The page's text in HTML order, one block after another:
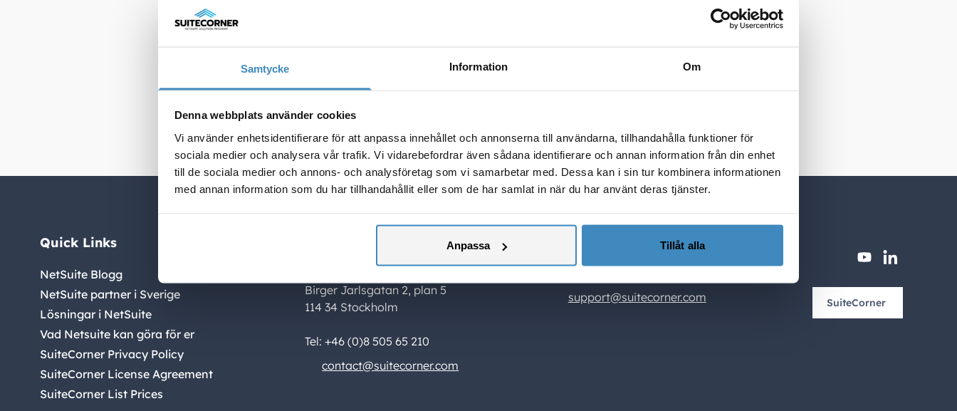
Samtycke Information Om
Denna webbplats använder cookies
Vi använder enhetsidentifierare för att anpassa innehållet och annonserna till användarna, tillhandahålla funktioner för
sociala medier och analysera vår trafik. Vi vidarebefordrar även sådana identifierare och annan information från din enhet
till de sociala medier och annons- och analysföretag som vi samarbetar med. Dessa kan i sin tur kombinera informationen
med annan information som du har tillhandahållit eller som de har samlat in när du har använt deras tjänster.
Anpassa Tillåt alla
Du får bättre kontroll över ekonomi och resurser, färre manuella moment och
tydligare rapportering. Det möjliggör snabbare beslutsfattande och effektivare
Quick Links
NetSuite Blogg
NetSuite partner i Sverige
Lösningar i NetSuite
Vad Netsuite kan göra för er
SuiteCorner Privacy Policy
SuiteCorner License Agreement
SuiteCorner List Prices
Birger Jarlsgatan 2, plan 5
114 34 Stockholm
Tel: +46 (0)8 505 65 210
contact@suitecorner.com
support@suitecorner.com
youtubelinkedin
SuiteCorner